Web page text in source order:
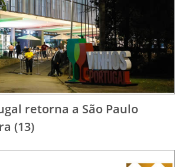
retorna a São Paulo
(13)